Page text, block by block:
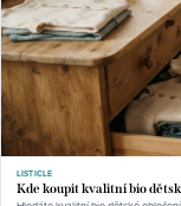
LISTICLE
Kde koupit kvalitní bio